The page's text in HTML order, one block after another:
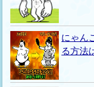
にゃん
る方法